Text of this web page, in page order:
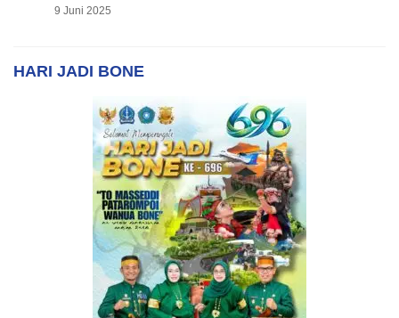
9 Juni 2025
HARI JADI BONE